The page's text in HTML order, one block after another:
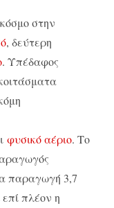
στην
, δεύτερη
. Υπέδαφος
φυσικό αέριο. Το
παραγωγή 3,7
πλέον η